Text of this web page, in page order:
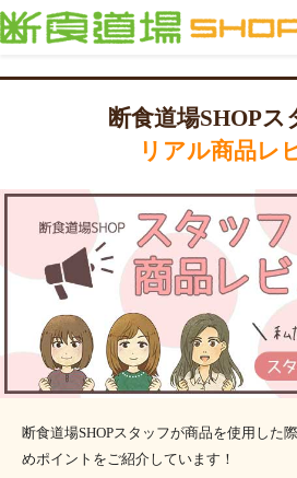
断食道場SHOPス
リアル商品レ
断食道場SHOPスタッフが商品を使用した
めポイントをご紹介しています！